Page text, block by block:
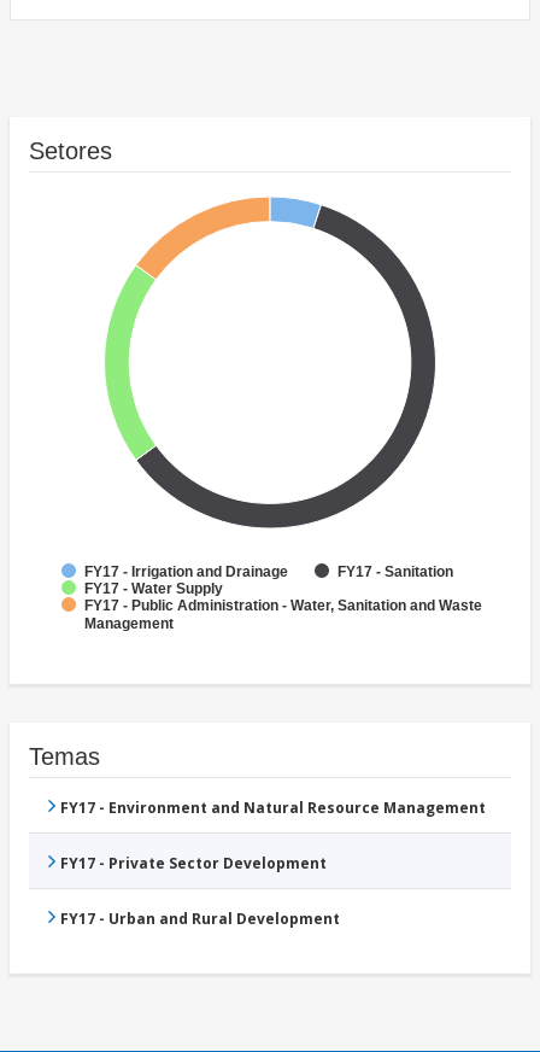
Setores
FY17 - Irrigation and Drainage
FY17 - Sanitation
FY17 - Water Supply
FY17 - Public Administration - Water, Sanitation and Waste
Management
Temas
FY17 - Environment and Natural Resource Management
FY17 - Private Sector Development
FY17 - Urban and Rural Development